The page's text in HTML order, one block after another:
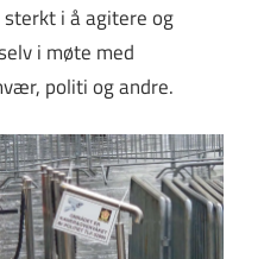
i å agitere og
i møte med
politi og andre.